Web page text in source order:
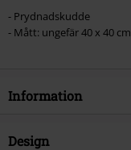
- Prydnadskudde
- Mått: ungefär 40 x 40 cm
Information
Artikelnummer
Design